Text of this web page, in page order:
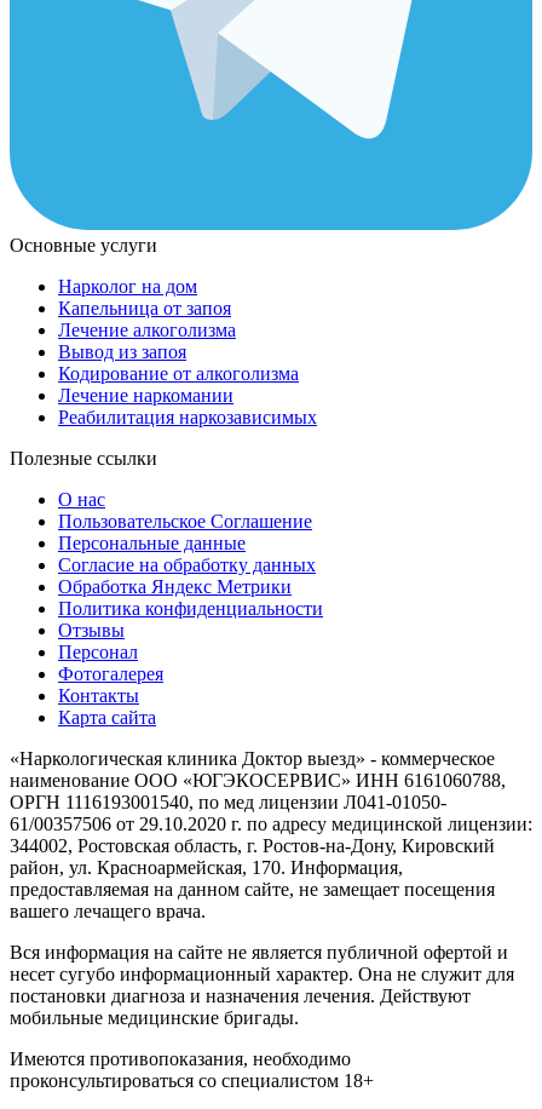
Основные услуги
Нарколог на дом
Капельница от запоя
Лечение алкоголизма
Вывод из запоя
Кодирование от алкоголизма
Лечение наркомании
Реабилитация наркозависимых
Полезные ссылки
О нас
Пользовательское Соглашение
Персональные данные
Согласие на обработку данных
Обработка Яндекс Метрики
Политика конфиденциальности
Отзывы
Персонал
Фотогалерея
Контакты
Карта сайта
«Наркологическая клиника Доктор выезд» - коммерческое
наименование ООО «ЮГЭКОСЕРВИС» ИНН 6161060788,
ОРГН 1116193001540, по мед лицензии Л041-01050-
61/00357506 от 29.10.2020 г. по адресу медицинской лицензии:
344002, Ростовская область, г. Ростов-на-Дону, Кировский
район, ул. Красноармейская, 170. Информация,
предоставляемая на данном сайте, не замещает посещения
вашего лечащего врача.
Вся информация на сайте не является публичной офертой и
несет сугубо информационный характер. Она не служит для
постановки диагноза и назначения лечения. Действуют
мобильные медицинские бригады.
Имеются противопоказания, необходимо
проконсультироваться со специалистом 18+